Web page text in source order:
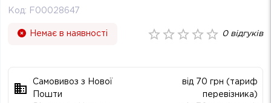
Код: F00028647
Немає в наявності 0відгуків
Самовивоз з Нової
Пошти
від 70 грн (тариф
перевізника)